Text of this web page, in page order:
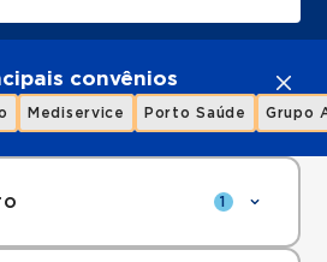
convênios
Mediservice Porto Saúde Grupo
1